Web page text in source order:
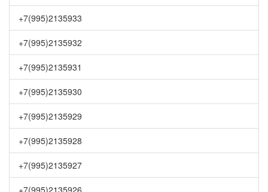
+7(995)2135933
+7(995)2135932
+7(995)2135931
+7(995)2135930
+7(995)2135929
+7(995)2135928
+7(995)2135927
+7(995)2135926